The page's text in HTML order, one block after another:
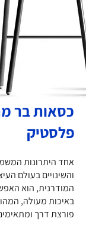
כסאות בר
פלסטיק
אחד היתרונות
והשינויים בעולם
המודרנית, הוא
באיכות מעולה,
פורצת דרך